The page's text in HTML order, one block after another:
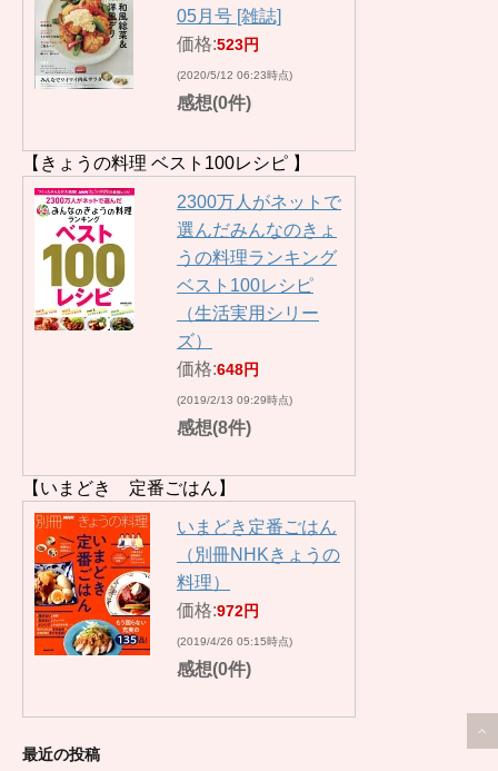
05月号 [雑誌]
価格:523円
(2020/5/12 06:23時点)
感想(0件)
【きょうの料理 ベスト100レシピ 】
2300万人がネットで
選んだみんなのきょ
うの料理ランキング
ベスト100レシピ
（生活実用シリー
ズ）
価格:648円
(2019/2/13 09:29時点)
感想(8件)
【いまどき 定番ごはん】
いまどき定番ごはん
（別冊NHKきょうの
料理）
価格:972円
(2019/4/26 05:15時点)
感想(0件)
最近の投稿